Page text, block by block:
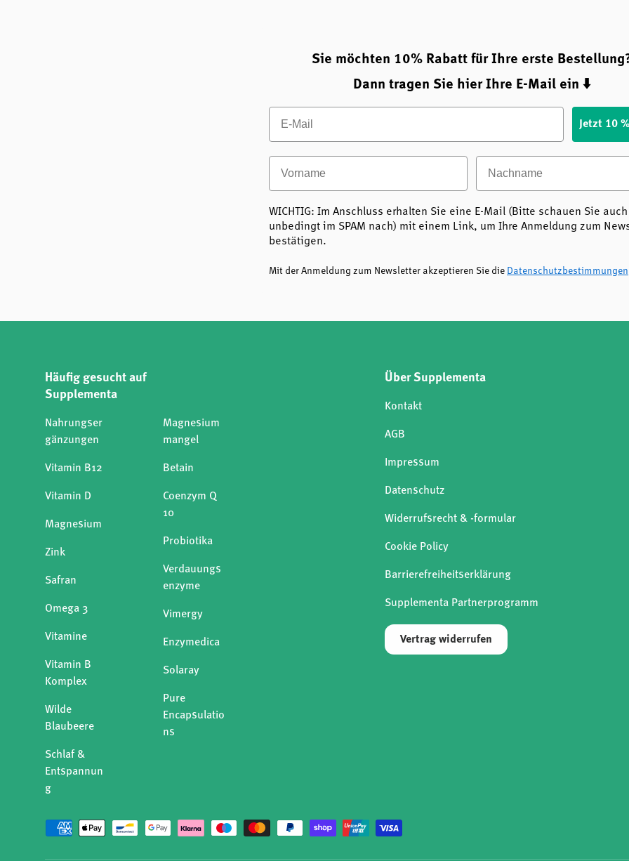
Sie möchten 10% Rabatt für Ihre erste
Dann tragen Sie hier Ihre E-Mail ein ⬇️
Email
Jetzt 10
Vorname Nachname
WICHTIG: Im Anschluss erhalten Sie eine E-Mail (Bitte schauen Sie auch
unbedingt im SPAM nach) mit einem Link, um Ihre Anmeldung zum
bestätigen.
Mit der Anmeldung zum Newsletter akzeptieren Sie die Datenschutzbestimmungen
Häufig gesucht auf
Supplementa
Nahrungser
gänzungen
Vitamin B12
Vitamin D
Magnesium
Zink
Safran
Omega 3
Vitamine
Vitamin B
Komplex
Wilde
Blaubeere
Schlaf &
Entspannun
g
Magnesium
mangel
Betain
Coenzym Q
10
Probiotika
Verdauungs
enzyme
Vimergy
Enzymedica
Solaray
Pure
Encapsulatio
ns
Über Supplementa
Kontakt
AGB
Impressum
Datenschutz
Widerrufsrecht & -formular
Cookie Policy
Barrierefreiheitserklärung
Supplementa Partnerprogramm
Vertrag widerrufen
Zahlungsmethoden